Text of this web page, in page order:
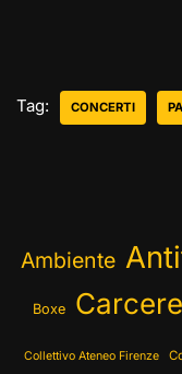
Tag: CONCERTI
Ambiente
Boxe Carcere
Collettivo Ateneo Firenze